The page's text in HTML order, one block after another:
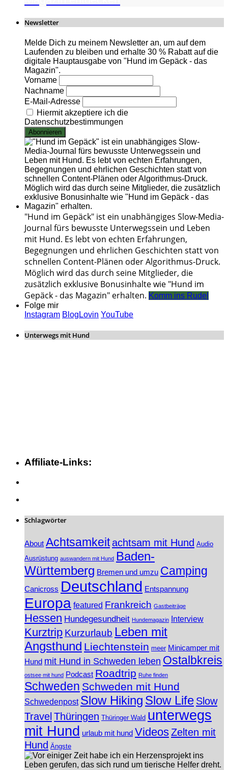
Newsletter
Melde Dich zu meinem Newsletter an, um auf dem
Laufenden zu bleiben und erhalte 30 % Rabatt auf die
digitale Hauptausgabe von "Hund im Gepäck - das
Magazin".
Vorname
Nachname
E-Mail-Adresse
Hiermit akzeptiere ich die
Datenschutzbestimmungen
"Hund im Gepäck" ist ein unabhängiges Slow-Media-
Journal fürs bewusste Unterwegssein und Leben
mit Hund. Es lebt von echten Erfahrungen,
Begegnungen und ehrlichen Geschichten statt von
schnellen Content-Plänen oder Algorithmus-Druck.
Möglich wird das durch seine Mitglieder, die
zusätzlich exklusive Bonusinhalte wie "Hund im
Gepäck - das Magazin" erhalten. Komm ins Rudel
Folge mir
Instagram BlogLovin YouTube
Unterwegs mit Hund
Affiliate-Links:
Schlagwörter
About Achtsamkeitachtsam mit Hund Audio
Ausrüstung auswandern mit Hund Baden-
Württemberg Bremen und umzu Camping
Canicross Deutschland Entspannung
Europa featured Frankreich Gastbeiträge
Hessen Hundegesundheit Hundemagazin Interview
Kurztrip Kurzurlaub Leben mit
Angsthund Liechtenstein meer Minicamper mit
Hund mit Hund in Schweden leben Ostalbkreis
ostsee mit hund Podcast Roadtrip Ruhe finden
Schweden Schweden mit Hund
Schwedenpost Slow Hiking Slow Life Slow
Travel Thüringen Thüringer Wald unterwegs
mit Hund urlaub mit hund VideosZelten mit
Hund Ängste